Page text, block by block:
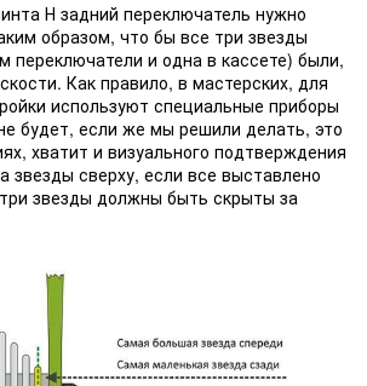
Н задний переключатель нужно
образом, что бы все три звезды
переключатели и одна в кассете) были,
Как правило, в мастерских, для
используют специальные приборы
будет, если же мы решили делать, это
хватит и визуального подтверждения
звезды сверху, если все выставлено
звезды должны быть скрыты за